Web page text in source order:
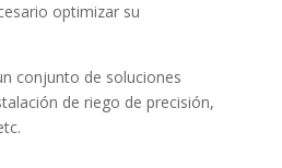
optimizar su
conjunto de soluciones
de riego de precisión,